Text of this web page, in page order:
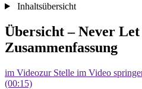
Inhaltsübersicht
Übersicht – Never
Zusammenfassung
im Videozur Stelle im Video
(00:15)